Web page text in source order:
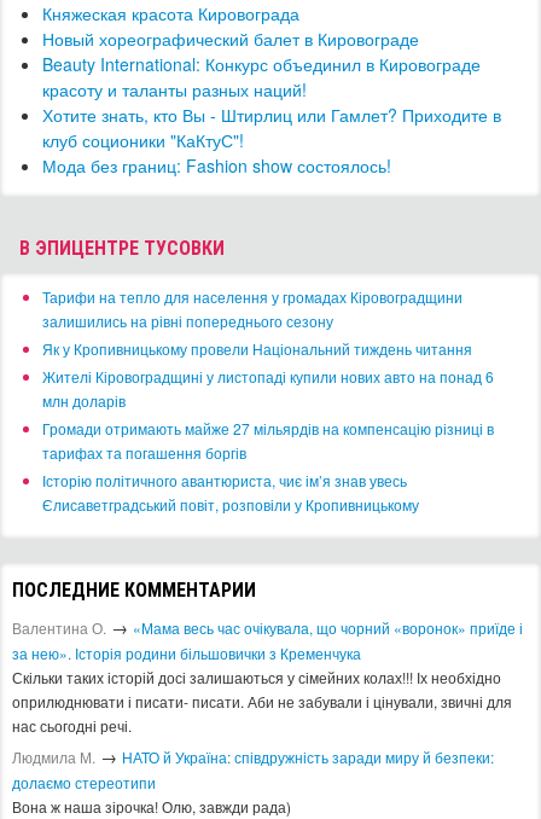
Княжеская красота Кировограда
Новый хореографический балет в Кировограде
Beauty International: Конкурс объединил в Кировограде
красоту и таланты разных наций!
Хотите знать, кто Вы - Штирлиц или Гамлет? Приходите в
клуб соционики "КаКтуС"!
Мода без границ: Fashion show состоялось!
В ЭПИЦЕНТРЕ ТУСОВКИ
​Тарифи на тепло для населення у громадах Кіровоградщини
залишились на рівні попереднього сезону
​Як у Кропивницькому провели Національний тиждень читання
​Жителі Кіровоградщині у листопаді купили нових авто на понад 6
млн доларів
​Громади отримають майже 27 мільярдів на компенсацію різниці в
тарифах та погашення боргів
Історію політичного авантюриста, чиє ім’я знав увесь
Єлисаветградський повіт, розповіли у Кропивницькому
ПОСЛЕДНИЕ КОММЕНТАРИИ
Валентина О. → «Мама весь час очікувала, що чорний «воронок» приїде і
за нею». Історія родини більшовички з Кременчука
Скільки таких історій досі залишаються у сімейних колах!!! Іх необхідно
оприлюднювати і писати- писати. Аби не забували і цінували, звичні для
нас сьогодні речі.
Людмила М. → ​НАТО й Україна: співдружність заради миру й безпеки:
долаємо стереотипи
Вона ж наша зірочка! Олю, завжди рада)